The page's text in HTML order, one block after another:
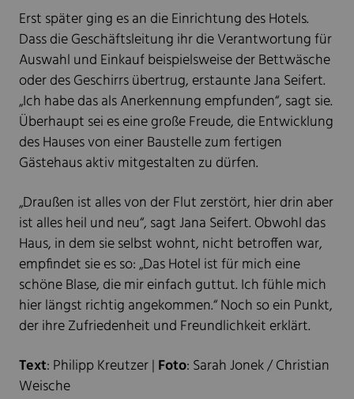
Erst später ging es an die Einrichtung des Hotels.
Dass die Geschäftsleitung ihr die Verantwortung für
Auswahl und Einkauf beispielsweise der Bettwäsche
oder des Geschirrs übertrug, erstaunte Jana Seifert.
„Ich habe das als Anerkennung empfunden“, sagt sie.
Überhaupt sei es eine große Freude, die Entwicklung
des Hauses von einer Baustelle zum fertigen
Gästehaus aktiv mitgestalten zu dürfen.
„Draußen ist alles von der Flut zerstört, hier drin aber
ist alles heil und neu“, sagt Jana Seifert. Obwohl das
Haus, in dem sie selbst wohnt, nicht betroffen war,
empfindet sie es so: „Das Hotel ist für mich eine
schöne Blase, die mir einfach guttut. Ich fühle mich
hier längst richtig angekommen.“ Noch so ein Punkt,
der ihre Zufriedenheit und Freundlichkeit erklärt.
Text: Philipp Kreutzer | Foto: Sarah Jonek / Christian
Weische